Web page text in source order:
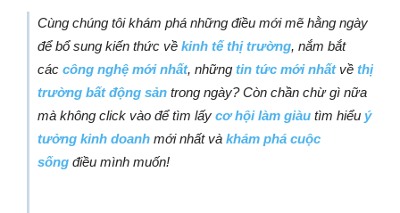
Cùng chúng tôi khám phá những điều mới mẽ hằng ngày
để bổ sung kiến thức về kinh tế thị trường, nắm bắt
các công nghệ mới nhất, những tin tức mới nhất về thị
trường bất động sản trong ngày? Còn chần chừ gì nữa
mà không click vào để tìm lấy cơ hội làm giàu tìm hiểu ý
tưởng kinh doanh mới nhất và khám phá cuộc
sống điều mình muốn!